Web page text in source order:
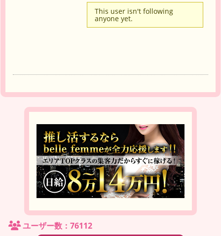
This user isn't following
anyone yet.
ユーザー数：76112